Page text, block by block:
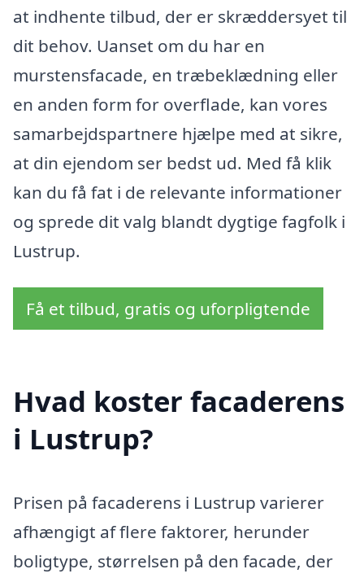
at indhente tilbud, der er skræddersyet til
dit behov. Uanset om du har en
murstensfacade, en træbeklædning eller
en anden form for overflade, kan vores
samarbejdspartnere hjælpe med at sikre,
at din ejendom ser bedst ud. Med få klik
kan du få fat i de relevante informationer
og sprede dit valg blandt dygtige fagfolk i
Lustrup.
Få et tilbud, gratis og uforpligtende
Hvad koster facaderens
i Lustrup?
Prisen på facaderens i Lustrup varierer
afhængigt af flere faktorer, herunder
boligtype, størrelsen på den facade, der